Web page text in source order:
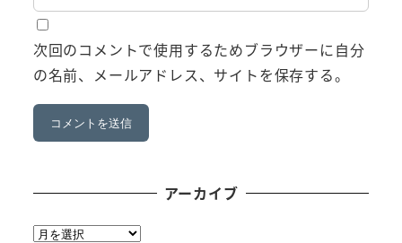
次回のコメントで使用するためブラウザーに自分
の名前、メールアドレス、サイトを保存する。
アーカイブ
ア